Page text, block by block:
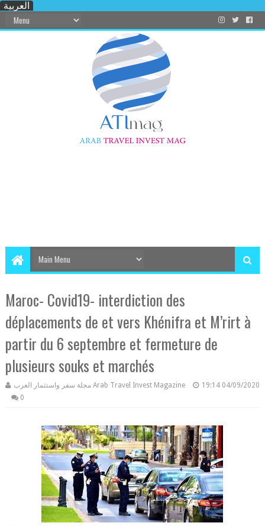
العربية
Maroc- Covid19- interdiction des
déplacements de et vers Khénifra et M’rirt à
partir du 6 septembre et fermeture de
plusieurs souks et marchés
مجلة سفر واستثمار العرب Arab Travel Invest Magazine 19:14 04/09/2020
0